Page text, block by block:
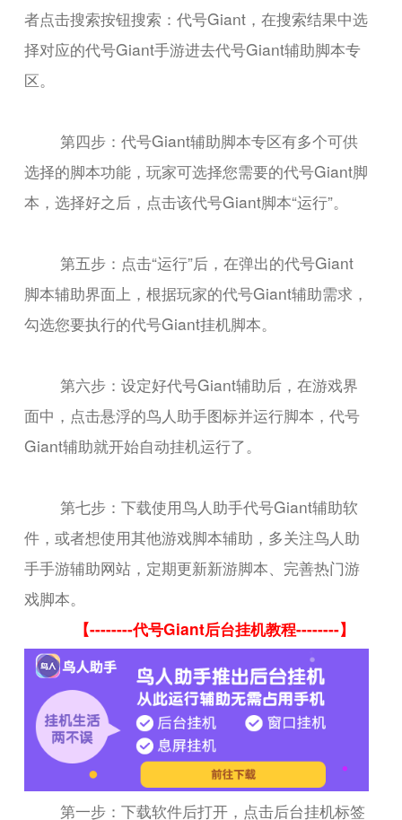
者点击搜索按钮搜索：代号Giant，在搜索结果中选
择对应的代号Giant手游进去代号Giant辅助脚本专
区。
第四步：代号Giant辅助脚本专区有多个可供
选择的脚本功能，玩家可选择您需要的代号Giant脚
本，选择好之后，点击该代号Giant脚本“运行”。
第五步：点击“运行”后，在弹出的代号Giant
脚本辅助界面上，根据玩家的代号Giant辅助需求，
勾选您要执行的代号Giant挂机脚本。
第六步：设定好代号Giant辅助后，在游戏界
面中，点击悬浮的鸟人助手图标并运行脚本，代号
Giant辅助就开始自动挂机运行了。
第七步：下载使用鸟人助手代号Giant辅助软
件，或者想使用其他游戏脚本辅助，多关注鸟人助
手手游辅助网站，定期更新新游脚本、完善热门游
戏脚本。
【--------代号Giant后台挂机教程--------】
第一步：下载软件后打开，点击后台挂机标签